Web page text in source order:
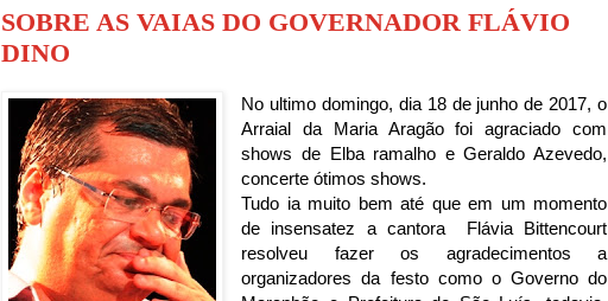
SOBRE AS VAIAS DO GOVERNADOR FLÁVIO
DINO
No ultimo domingo, dia 18 de junho de 2017, o
Arraial da Maria Aragão foi agraciado com
shows de Elba ramalho e Geraldo Azevedo,
concerte ótimos shows.
Tudo ia muito bem até que em um momento
de insensatez a cantora Flávia Bittencourt
resolveu fazer os agradecimentos a
organizadores da festo como o Governo do